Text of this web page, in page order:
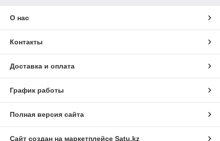
О нас
Контакты
Доставка и оплата
График работы
Полная версия сайта
Сайт создан на маркетплейсе Satu.kz